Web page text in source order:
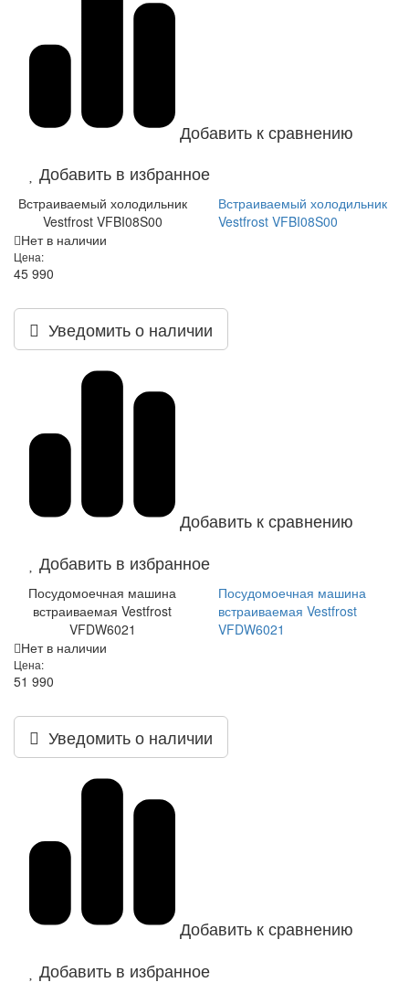
Добавить к сравнению
Добавить в избранное
Встраиваемый холодильник
Vestfrost VFBI08S00
Встраиваемый холодильник
Vestfrost VFBI08S00
Нет в наличии
Цена:
45 990
Уведомить о наличии
Добавить к сравнению
Добавить в избранное
Посудомоечная машина
встраиваемая Vestfrost
VFDW6021
Посудомоечная машина
встраиваемая Vestfrost
VFDW6021
Нет в наличии
Цена:
51 990
Уведомить о наличии
Добавить к сравнению
Добавить в избранное